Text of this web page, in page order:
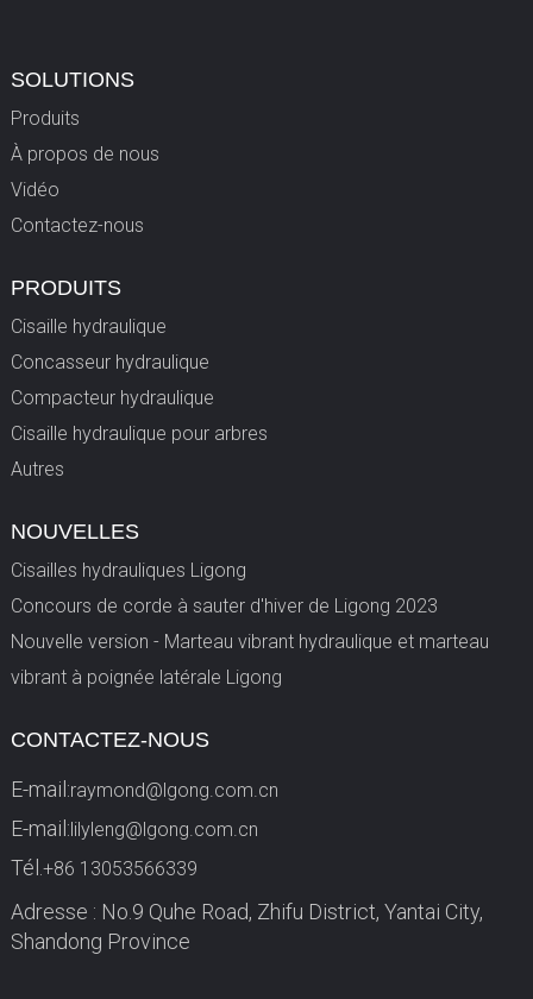
SOLUTIONS
Produits
À propos de nous
Vidéo
Contactez-nous
PRODUITS
Cisaille hydraulique
Concasseur hydraulique
Compacteur hydraulique
Cisaille hydraulique pour arbres
Autres
NOUVELLES
Cisailles hydrauliques Ligong
Concours de corde à sauter d'hiver de Ligong 2023
Nouvelle version - Marteau vibrant hydraulique et marteau
vibrant à poignée latérale Ligong
CONTACTEZ-NOUS
E-mail:raymond@lgong.com.cn
E-mail:lilyleng@lgong.com.cn
Tél. +86 13053566339
Adresse : No.9 Quhe Road, Zhifu District, Yantai City,
Shandong Province